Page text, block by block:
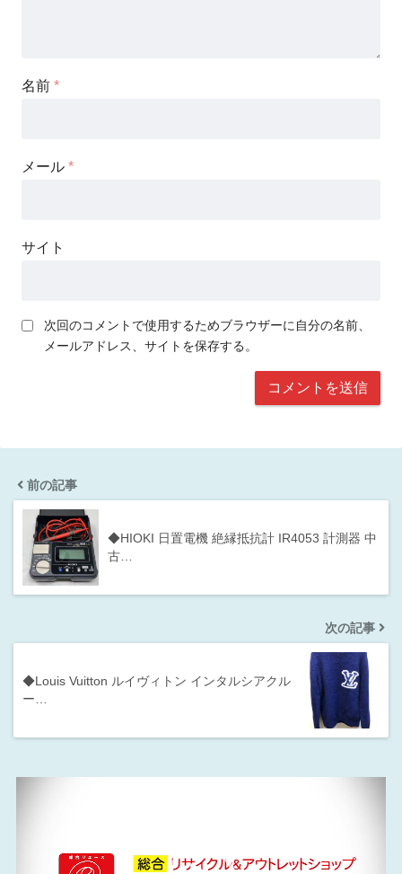
名前 *
メール *
サイト
次回のコメントで使用するためブラウザーに自分の名前、
メールアドレス、サイトを保存する。
前の記事
◆HIOKI 日置電機 絶縁抵抗計 IR4053 計測器 中
古…
次の記事
◆Louis Vuitton ルイヴィトン インタルシアクル
ー…